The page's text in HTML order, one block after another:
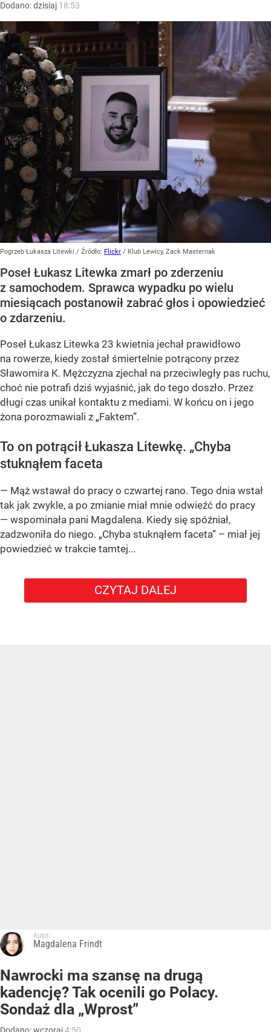
Dodano:dzisiaj 18:53
Pogrzeb Łukasza Litewki / Źródło: Flickr / Klub Lewicy, Zack Masternak
Poseł Łukasz Litewka zmarł po zderzeniu
z samochodem. Sprawca wypadku po wielu
miesiącach postanowił zabrać głos i opowiedzieć
o zdarzeniu.
Poseł Łukasz Litewka 23 kwietnia jechał prawidłowo
na rowerze, kiedy został śmiertelnie potrącony przez
Sławomira K. Mężczyzna zjechał na przeciwległy pas ruchu,
choć nie potrafi dziś wyjaśnić, jak do tego doszło. Przez
długi czas unikał kontaktu z mediami. W końcu on i jego
żona porozmawiali z „Faktem”.
To on potrącił Łukasza Litewkę. „Chyba
stuknąłem faceta
— Mąż wstawał do pracy o czwartej rano. Tego dnia wstał
tak jak zwykle, a po zmianie miał mnie odwieźć do pracy
— wspominała pani Magdalena. Kiedy się spóźniał,
zadzwoniła do niego. „Chyba stuknąłem faceta” – miał jej
powiedzieć w trakcie tamtej...
CZYTAJ DALEJ
Autor:
Magdalena Frindt
Nawrocki ma szansę na drugą
kadencję? Tak ocenili go Polacy.
Sondaż dla „Wprost”
Dodano:wczoraj4:50